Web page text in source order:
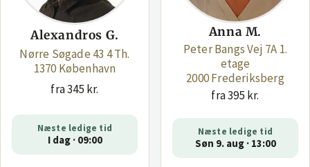
Alexandros G.
Nørre Søgade 43 4 Th.
1370 København
fra 345 kr.
Næste ledige tid
I dag · 09:00
Anna M.
Peter Bangs Vej 7A 1.
etage
2000 Frederiksberg
fra 395 kr.
Næste ledige tid
Søn 9. aug · 13:00